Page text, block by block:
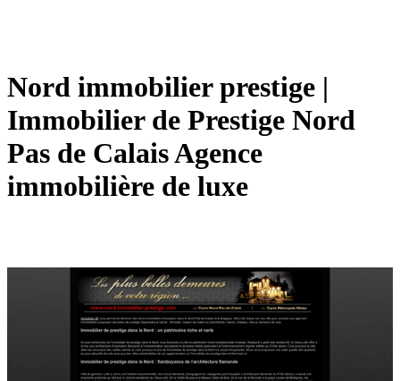
Nord immobilier prestige |
Immobilier de Prestige Nord
Pas de Calais Agence
immobilière de luxe